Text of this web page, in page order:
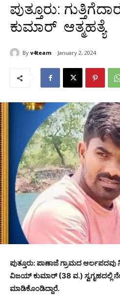
ಪುತ್ತೂರು:
ಕುಮಾರ್ ಆತ್ಮಹತ್ಯೆ
By v4team January 2, 2024
ಪುತ್ತೂರು: ಪಾಣಾಜೆ ಗ್ರಾಮದ ಆರ್ಲಪದವು
ವಿಜಯ್ ಕುಮಾರ್ (38 ವ.) ಸ್ವಗೃಹದಲ್ಲಿ
ಮಾಡಿಕೊಂಡಿದ್ದಾರೆ.